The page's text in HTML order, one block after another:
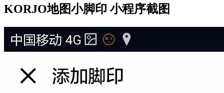
KORJO地图小脚印 小程序截图